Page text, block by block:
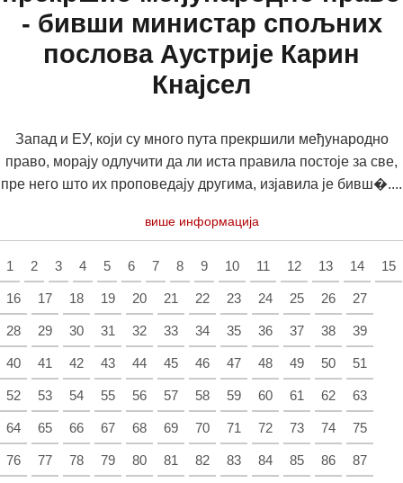
- бивши министар спољних
послова Аустрије Карин
Кнајсел
Запад и ЕУ, који су много пута прекршили међународно
право, морају одлучити да ли иста правила постоје за све,
пре него што их проповедају другима, изјавила је бивш�....
више информација
1 2 3 4 5 6 7 8 9 10 11 12 13 14 15
16 17 18 19 20 21 22 23 24 25 26 27
28 29 30 31 32 33 34 35 36 37 38 39
40 41 42 43 44 45 46 47 48 49 50 51
52 53 54 55 56 57 58 59 60 61 62 63
64 65 66 67 68 69 70 71 72 73 74 75
76 77 78 79 80 81 82 83 84 85 86 87